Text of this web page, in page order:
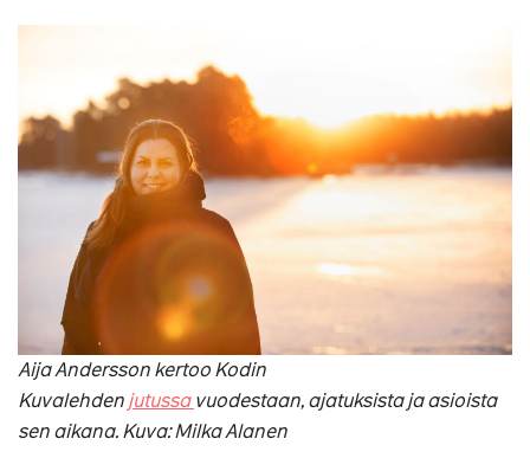
Aija Andersson kertoo Kodin
Kuvalehdenjutussavuodestaan, ajatuksista ja asioista
sen aikana. Kuva: Milka Alanen